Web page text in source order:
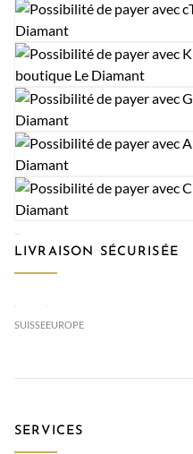
LIVRAISON SÉCURISÉE
SUISSEEUROPE
SERVICES